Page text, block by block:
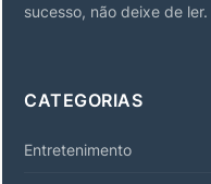
sucesso, não deixe de ler.
CATEGORIAS
Entretenimento